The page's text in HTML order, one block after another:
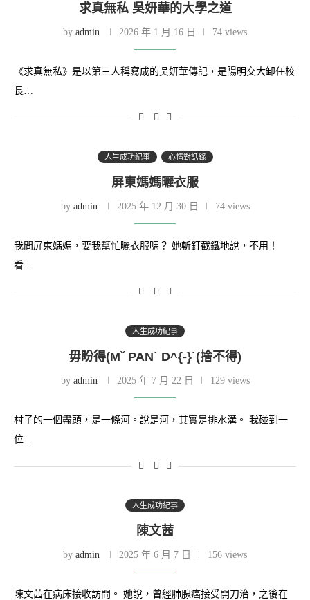
求真無私 吳妍華的大學之道
by admin 2026 年 1 月 16 日 74 views
《求真無私》是以第三人稱寫成的吳妍華傳記，是陽明交大卸任校
長…
人生成功紀事 心情對話錄
屏東媽媽曬衣服
by admin 2025 年 12 月 30 日 74 views
我問屏東媽媽，要我幫忙曬衣服嗎？ 她斬釘截鐵地說，不用！
看…
人生成功紀事
毋盼得(Mˇ PANˋ D^{-}ˋ(捨不得)
by admin 2025 年 7 月 22 日 129 views
村子的一個盡頭，是一條河。說是河，其實是排水溝。 我碰到一
位…
人生成功紀事
陳文茜
by admin 2025 年 6 月 7 日 156 views
陳文茜在病床接收訪問。 她說，曾經肺腺癌接受開刀治，之後在